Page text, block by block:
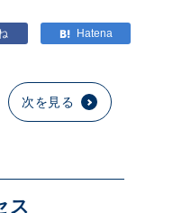
次を見る
ス